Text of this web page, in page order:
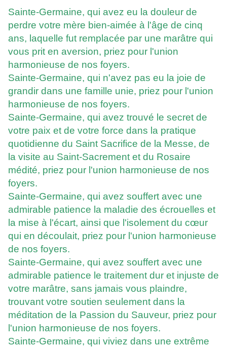
Sainte-Germaine, qui avez eu la douleur de
perdre votre mère bien-aimée à l'âge de cinq
ans, laquelle fut remplacée par une marâtre qui
vous prit en aversion, priez pour l'union
harmonieuse de nos foyers.
Sainte-Germaine, qui n'avez pas eu la joie de
grandir dans une famille unie, priez pour l'union
harmonieuse de nos foyers.
Sainte-Germaine, qui avez trouvé le secret de
votre paix et de votre force dans la pratique
quotidienne du Saint Sacrifice de la Messe, de
la visite au Saint-Sacrement et du Rosaire
médité, priez pour l'union harmonieuse de nos
foyers.
Sainte-Germaine, qui avez souffert avec une
admirable patience la maladie des écrouelles et
la mise à l'écart, ainsi que l'isolement du cœur
qui en découlait, priez pour l'union harmonieuse
de nos foyers.
Sainte-Germaine, qui avez souffert avec une
admirable patience le traitement dur et injuste de
votre marâtre, sans jamais vous plaindre,
trouvant votre soutien seulement dans la
méditation de la Passion du Sauveur, priez pour
l'union harmonieuse de nos foyers.
Sainte-Germaine, qui viviez dans une extrême